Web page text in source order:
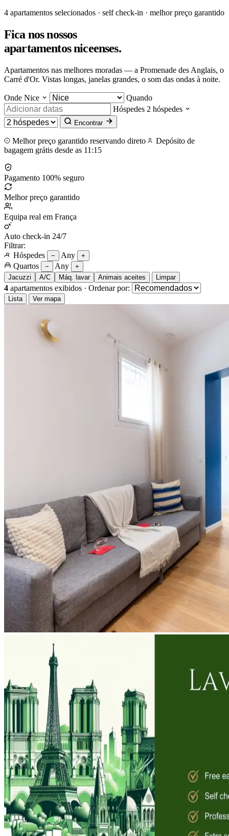
4 apartamentos selecionados · self check-in · melhor preço garantido
Fica nos nossos
apartamentos niceenses.
Apartamentos nas melhores moradas — a Promenade des Anglais, o
Carré d'Or. Vistas longas, janelas grandes, o som das ondas à noite.
Onde Nice
Quando
Hóspedes 2 hóspedes
Encontrar
Melhor preço garantido reservando direto
Depósito de
bagagem grátis desde as 11:15
Pagamento 100% seguro
Melhor preço garantido
Equipa real em França
Auto check-in 24/7
Filtrar:
Hóspedes
− Any +
Quartos − Any
+
Jacuzzi
A/C Máq. lavar Animais aceites Limpar
4 apartamentos exibidos · Ordenar por:
Lista Ver mapa